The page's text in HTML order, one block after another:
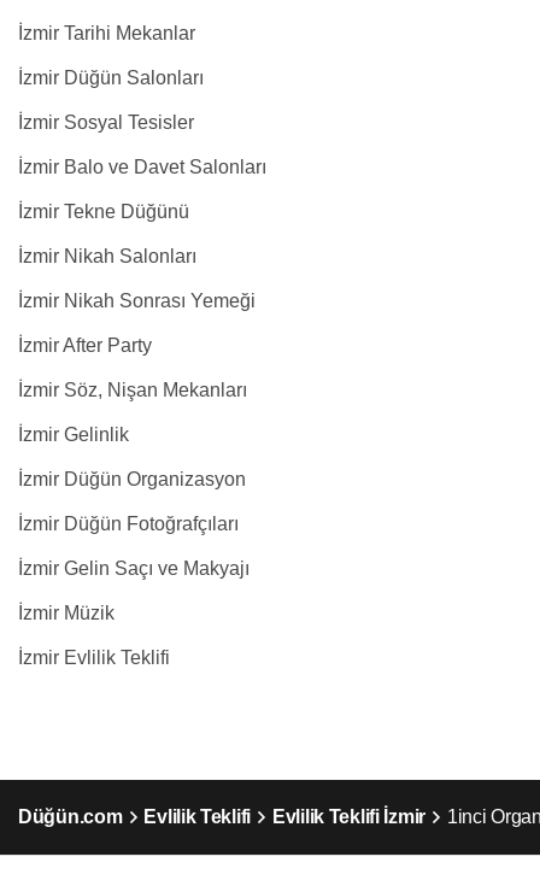
İzmir Tarihi Mekanlar
İzmir Düğün Salonları
İzmir Sosyal Tesisler
İzmir Balo ve Davet Salonları
İzmir Tekne Düğünü
İzmir Nikah Salonları
İzmir Nikah Sonrası Yemeği
İzmir After Party
İzmir Söz, Nişan Mekanları
İzmir Gelinlik
İzmir Düğün Organizasyon
İzmir Düğün Fotoğrafçıları
İzmir Gelin Saçı ve Makyajı
İzmir Müzik
İzmir Evlilik Teklifi
Düğün.com Evlilik Teklifi Evlilik Teklifi İzmir 1inci